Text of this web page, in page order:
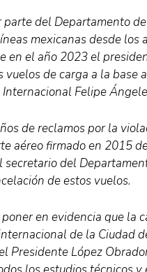
del Departamento
mexicanas desde
en el año 2023 el
de carga a la base
Felipe
de reclamos por la
aéreo firmado en 2015
del
de estos vuelos.
en evidencia que la
de la Ciudad
Presidente López